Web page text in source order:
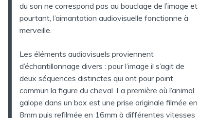
du son ne correspond pas au bouclage de l’image et
pourtant, l’aimantation audiovisuelle fonctionne à
merveille.
Les éléments audiovisuels proviennent
d’échantillonnage divers : pour l’image il s’agit de
deux séquences distinctes qui ont pour point
commun la figure du cheval. La première où l’animal
galope dans un box est une prise originale filmée en
8mm puis refilmée en 16mm à différentes vitesses